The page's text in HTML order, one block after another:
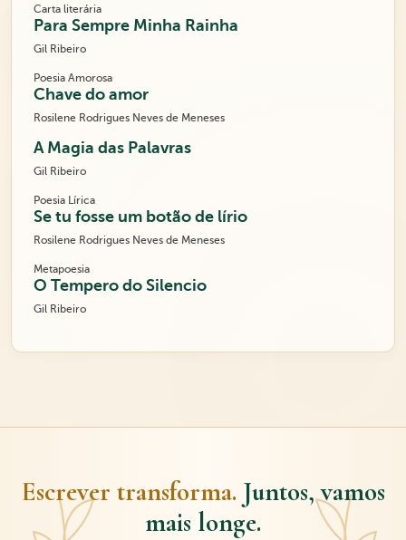
Carta literária
Para Sempre Minha Rainha
Gil Ribeiro
Poesia Amorosa
Chave do amor
Rosilene Rodrigues Neves de Meneses
A Magia das Palavras
Gil Ribeiro
Poesia Lírica
Se tu fosse um botão de lírio
Rosilene Rodrigues Neves de Meneses
Metapoesia
O Tempero do Silencio
Gil Ribeiro
Escrever transforma. Juntos, vamos
mais longe.